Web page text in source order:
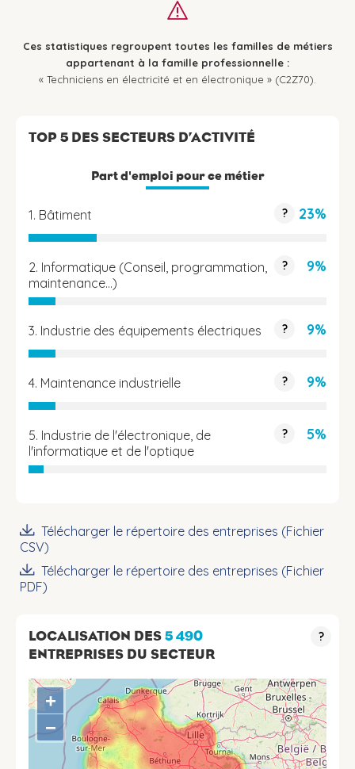
Ces statistiques regroupent toutes les familles de métiers
appartenant à la famille professionnelle :
« Techniciens en électricité et en électronique » (C2Z70).
TOP 5 DES SECTEURS D’ACTIVITÉ
Part d'emploi pour ce métier
1. Bâtiment ? 23%
2. Informatique (Conseil, programmation,
maintenance...)
? 9%
3. Industrie des équipements électriques ? 9%
4. Maintenance industrielle ? 9%
5. Industrie de l'électronique, de
l'informatique et de l'optique
? 5%
Télécharger le répertoire des entreprises (Fichier
CSV)
Télécharger le répertoire des entreprises (Fichier
PDF)
LOCALISATION DES5 490
ENTREPRISES DU SECTEUR
?
+
−